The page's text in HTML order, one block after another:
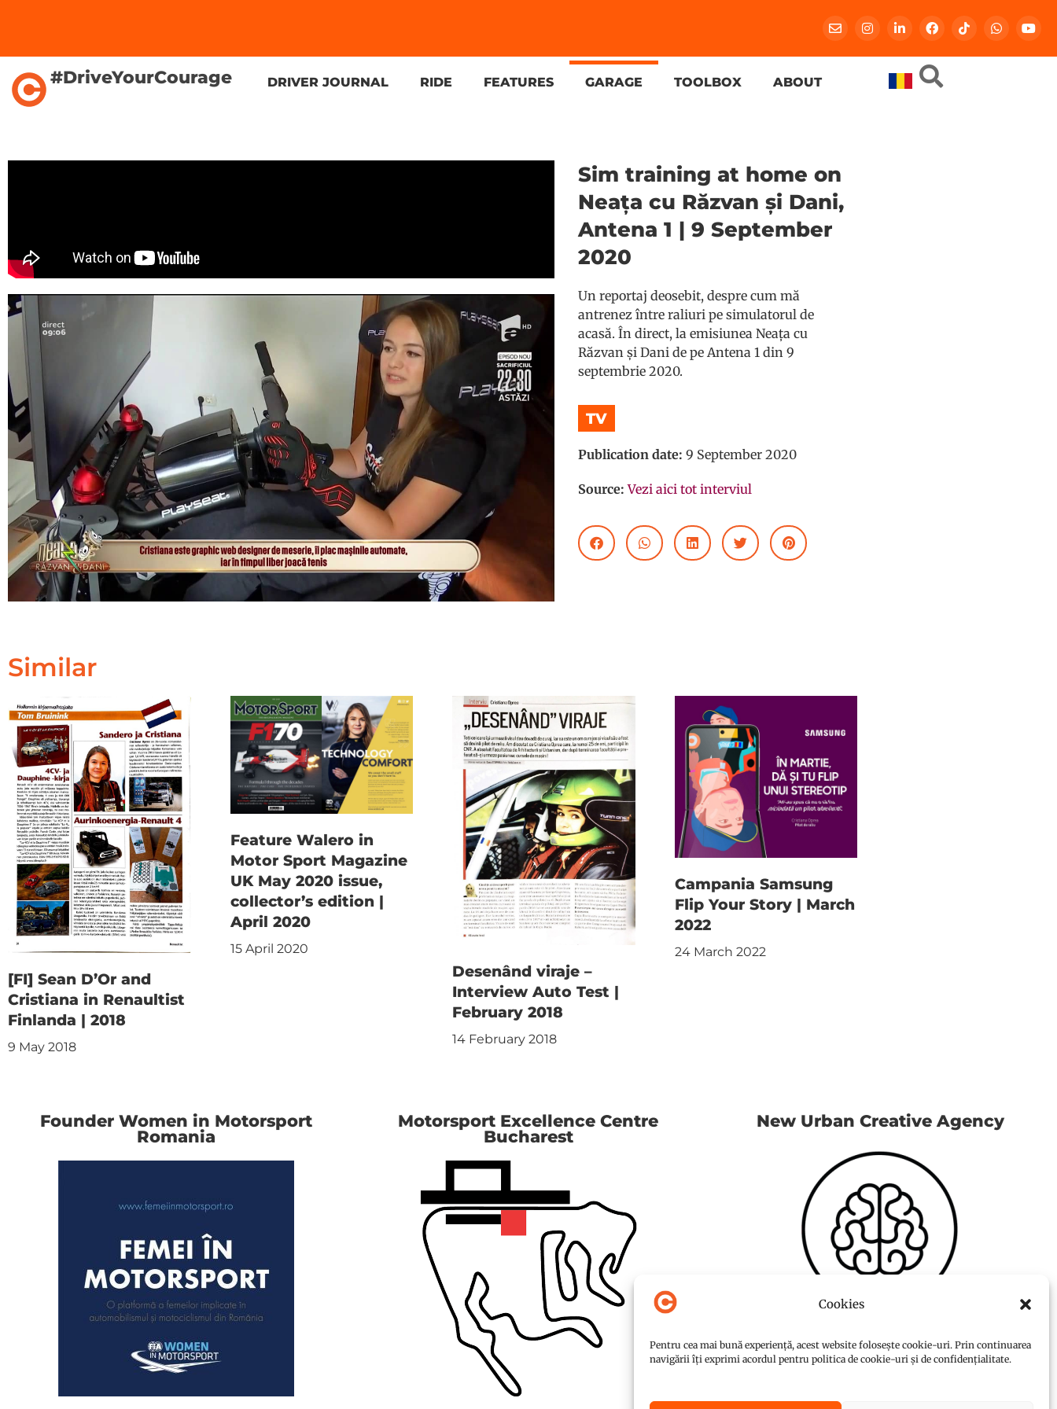
Cookies
Pentru cea mai bună experiență, acest website folosește cookie-uri. Prin continuarea
navigării îți exprimi acordul pentru politica de cookie-uri și de confidențialitate.
#DriveYourCourage DRIVER JOURNAL RIDE FEATURES GARAGE TOOLBOX ABOUT
Sim training at home on
Neața cu Răzvan și Dani,
Antena 1 | 9 September
2020
Un reportaj deosebit, despre cum mă
antrenez între raliuri pe simulatorul de
acasă. În direct, la emisiunea Neața cu
Răzvan și Dani de pe Antena 1 din 9
septembrie 2020.
TV
Publication date: 9 September 2020
Source: Vezi aici tot interviul
Similar
[FI] Sean D’Or and
Cristiana in Renaultist
Finlanda | 2018
9 May 2018
Feature Walero in
Motor Sport Magazine
UK May 2020 issue,
collector’s edition |
April 2020
15 April 2020
Desenând viraje –
Interview Auto Test |
February 2018
14 February 2018
Campania Samsung
Flip Your Story | March
2022
24 March 2022
Founder Women in Motorsport
Romania
Motorsport Excellence Centre
Bucharest
New Urban Creative Agency